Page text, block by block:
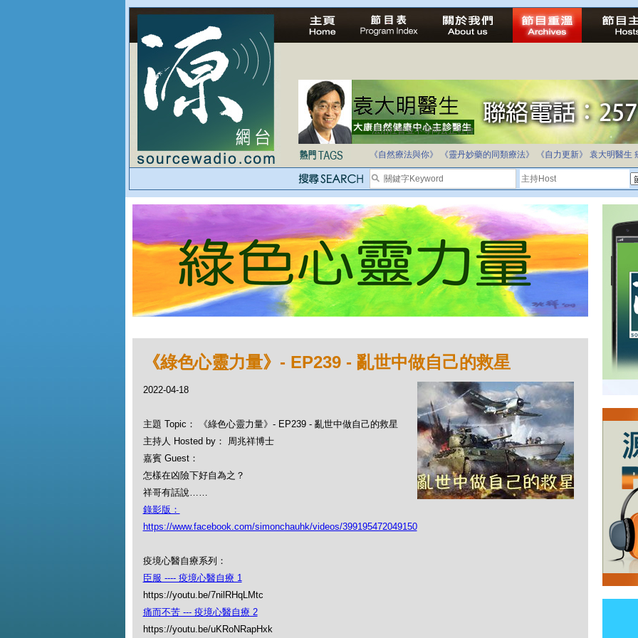
法治社會並不等同公正社會
自家教育合法化-推動多元化教育，全民學卷制
《自然療法與你》 《靈丹妙藥的同類療法》 《自力更新》 袁大明醫生
《綠色心靈力量》- EP239 - 亂世中做自己的救星
2022-04-18
主題 Topic： 《綠色心靈力量》- EP239 - 亂世中做自己的救星
主持人 Hosted by： 周兆祥博士
嘉賓 Guest：
怎樣在凶險下好自為之？
祥哥有話說……
錄影版：
https://www.facebook.com/simonchauhk/videos/399195472049150
疫境心醫自療系列：
臣服 ---- 疫境心醫自療 1
https://youtu.be/7nilRHqLMtc
痛而不苦 --- 疫境心醫自療 2
https://youtu.be/uKRoNRapHxk